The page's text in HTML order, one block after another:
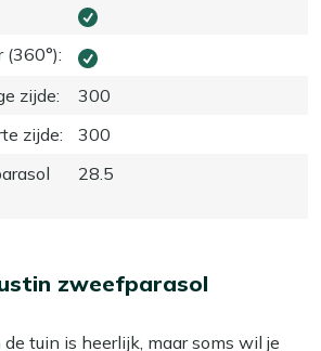
(360°):
zijde:
300
zijde:
300
28.5
zweefparasol
tuin is heerlijk, maar soms wil je